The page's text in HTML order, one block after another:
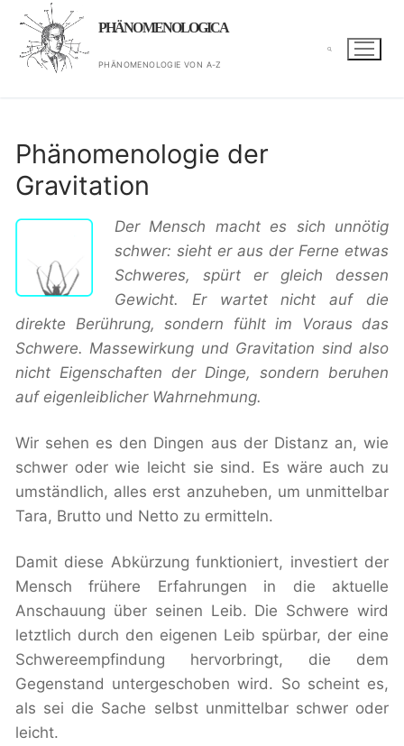
Zum
Inhalt
springen
PHÄNOMENOLOGICA
PHÄNOMENOLOGIE VON A-Z
Phänomenologie der
Gravitation
Der Mensch macht es sich unnötig
schwer: sieht er aus der Ferne etwas
Schweres, spürt er gleich dessen
Gewicht. Er wartet nicht auf die
direkte Berührung, sondern fühlt im Voraus das
Schwere. Massewirkung und Gravitation sind also
nicht Eigenschaften der Dinge, sondern beruhen
auf eigenleiblicher Wahrnehmung.
Wir sehen es den Dingen aus der Distanz an, wie
schwer oder wie leicht sie sind. Es wäre auch zu
umständlich, alles erst anzuheben, um unmittelbar
Tara, Brutto und Netto zu ermitteln.
Damit diese Abkürzung funktioniert, investiert der
Mensch frühere Erfahrungen in die aktuelle
Anschauung über seinen Leib. Die Schwere wird
letztlich durch den eigenen Leib spürbar, der eine
Schwereempfindung hervorbringt, die dem
Gegenstand untergeschoben wird. So scheint es,
als sei die Sache selbst unmittelbar schwer oder
leicht.